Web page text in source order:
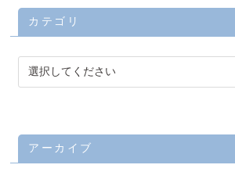
カテゴリ
アーカイブ